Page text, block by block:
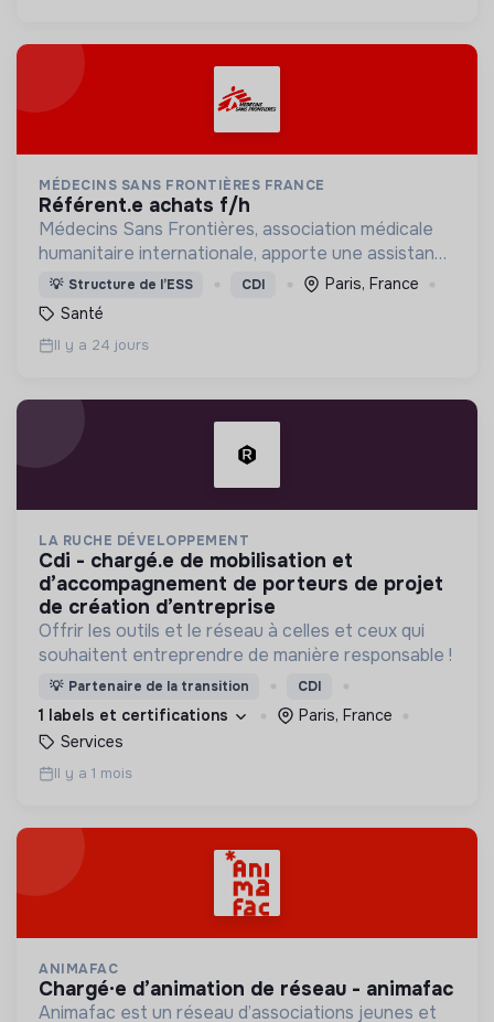
MÉDECINS SANS FRONTIÈRES FRANCE
référent.e achats f/h
Médecins Sans Frontières, association médicale
humanitaire internationale, apporte une assistance
médicale à des populations dont la vie est
menacée.
💡 Structure de l’ESS CDI
Paris, France
Santé
Il y a 24 jours
LA RUCHE DÉVELOPPEMENT
cdi - chargé.e de mobilisation et
d’accompagnement de porteurs de projet
de création d’entreprise
Offrir les outils et le réseau à celles et ceux qui
souhaitent entreprendre de manière responsable !
💡 Partenaire de la transition CDI
1 labels et certifications
Paris, France
Services
Il y a 1 mois
ANIMAFAC
chargé·e d’animation de réseau - animafac
Animafac est un réseau d’associations jeunes et